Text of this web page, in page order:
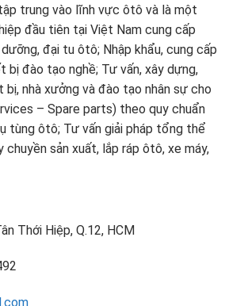
trung vào lĩnh vực ôtô và là một
đầu tiên tại Việt Nam cung cấp
đại tu ôtô; Nhập khẩu, cung cấp
bị đào tạo nghề; Tư vấn, xây dựng,
nhà xưởng và đào tạo nhân sự cho
– Spare parts) theo quy chuẩn
tùng ôtô; Tư vấn giải pháp tổng thể
sản xuất, lắp ráp ôtô, xe máy,
Thới Hiệp, Q.12, HCM